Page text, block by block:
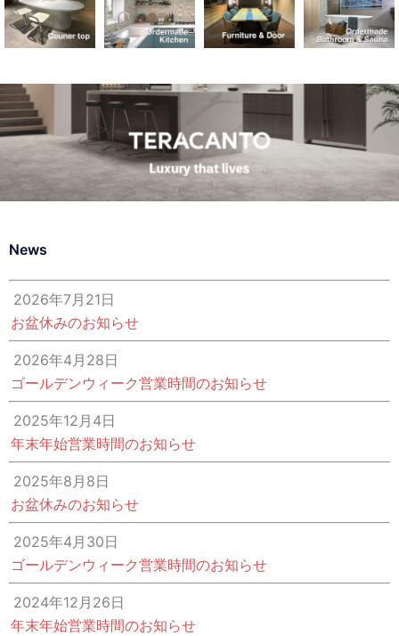
News
2026年7月21日
お盆休みのお知らせ
2026年4月28日
ゴールデンウィーク営業時間のお知らせ
2025年12月4日
年末年始営業時間のお知らせ
2025年8月8日
お盆休みのお知らせ
2025年4月30日
ゴールデンウィーク営業時間のお知らせ
2024年12月26日
年末年始営業時間のお知らせ